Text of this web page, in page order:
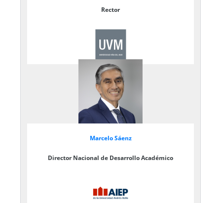
Rector
Marcelo Sáenz
Director Nacional de Desarrollo Académico